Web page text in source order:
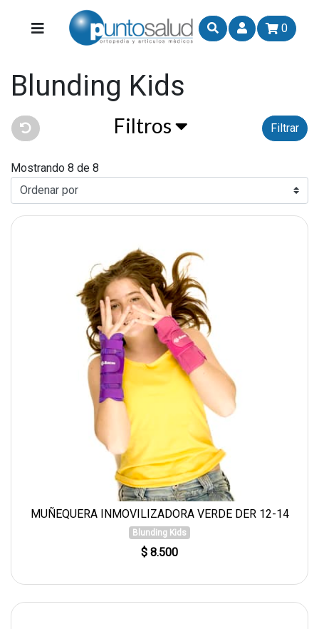
0
Blunding Kids
Filtros Filtrar
Mostrando 8 de 8
MUÑEQUERA INMOVILIZADORA VERDE DER 12-14
Blunding Kids
$ 8.500